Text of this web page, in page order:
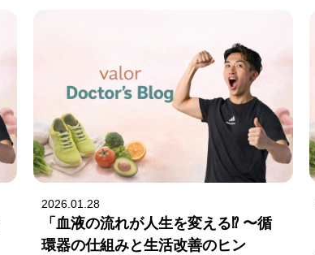
2026.01.28
「血液の流れが人生を変える⁉ 〜循
環器の仕組みと生活改善のヒン